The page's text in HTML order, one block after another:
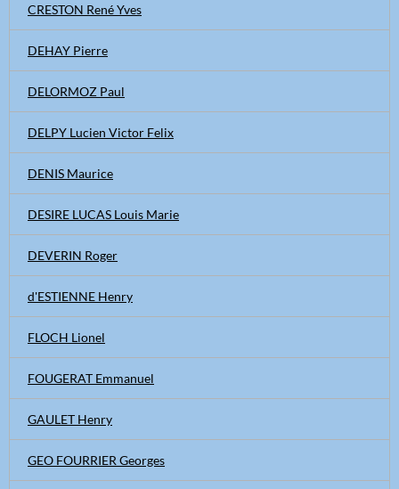
CRESTON René Yves
DEHAY Pierre
DELORMOZ Paul
DELPY Lucien Victor Felix
DENIS Maurice
DESIRE LUCAS Louis Marie
DEVERIN Roger
d'ESTIENNE Henry
FLOCH Lionel
FOUGERAT Emmanuel
GAULET Henry
GEO FOURRIER Georges